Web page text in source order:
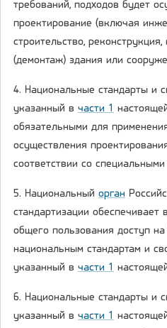
требований, подходов будет
проектирование (включая
строительство,
(демонтаж) здания или
4. Национальные стандарты и
указанный в части 1
обязательными для
осуществления
соответствии со
5. Национальный орган
стандартизации
общего пользования доступ
национальным стандартам и
указанный в части 1
6. Национальные стандарты и
указанный в части 1